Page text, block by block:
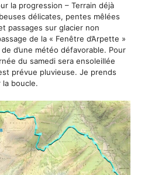
la progression – Terrain déjà
délicates, pentes mêlées
passages sur glacier non
de la « Fenêtre d’Arpette »
d’une météo défavorable. Pour
du samedi sera ensoleillée
prévue pluvieuse. Je prends
la boucle.